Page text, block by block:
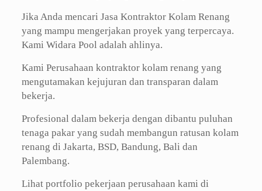
Jika Anda mencari Jasa Kontraktor Kolam Renang
yang mampu mengerjakan proyek yang terpercaya.
Kami Widara Pool adalah ahlinya.
Kami Perusahaan kontraktor kolam renang yang
mengutamakan kejujuran dan transparan dalam
bekerja.
Profesional dalam bekerja dengan dibantu puluhan
tenaga pakar yang sudah membangun ratusan kolam
renang di Jakarta, BSD, Bandung, Bali dan
Palembang.
Lihat portfolio pekerjaan perusahaan kami di